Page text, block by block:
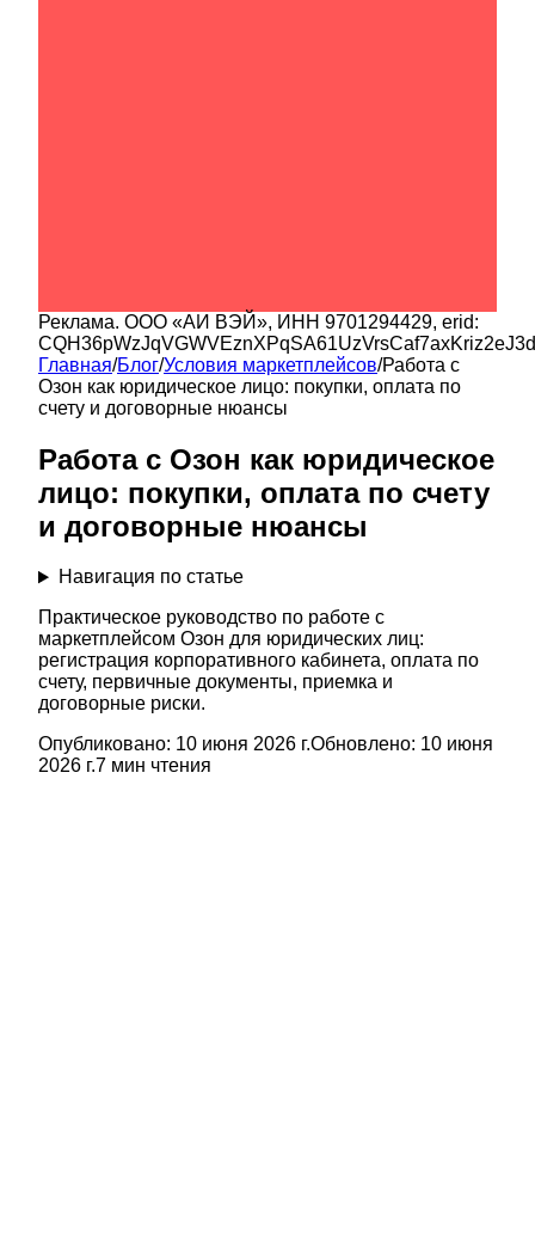
Реклама. ООО «АИ ВЭЙ», ИНН 9701294429, erid:
Главная/Блог/Условия маркетплейсов/Работа с
Озон как юридическое лицо: покупки, оплата по
счету и договорные нюансы
Работа с Озон как юридическое
лицо: покупки, оплата по счету
и договорные нюансы
Навигация по статье
Практическое руководство по работе с
маркетплейсом Озон для юридических лиц:
регистрация корпоративного кабинета, оплата по
счету, первичные документы, приемка и
договорные риски.
Опубликовано: 10 июня 2026 г.Обновлено: 10 июня
2026 г.7 мин чтения